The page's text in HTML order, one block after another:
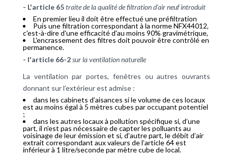
- L'article 65traite de la qualité de filtration d'air neuf introduit
En premier lieu il doit être effectué une préfiltration
Puis une filtration correspondant à la norme NFX44012,
c'est-à-dire d'une efficacité d'au moins 90% gravimétrique,
L'encrassement des filtres doit pouvoir être contrôlé en
permanence.
- l'article 66-2sur la ventilation naturelle
La ventilation par portes, fenêtres ou autres ouvrants
donnant sur l’extérieur est admise :
dans les cabinets d’aisances si le volume de ces locaux
est au moins égal à 5 mètres cubes par occupant potentiel
;
dans les autres locaux à pollution spécifique si, d’une
part, il n’est pas nécessaire de capter les polluants au
voisinage de leur émission et si, d’autre part, le débit d’air
extrait correspondant aux valeurs de l’article 64 est
inférieur à 1 litre/seconde par mètre cube de local.